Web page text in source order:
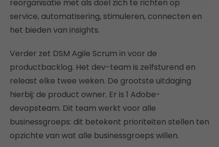
reorganisatie met als doel zich te richten op
service, automatisering, stimuleren, connecten en
het bieden van insights.
Verder zet DSM Agile Scrum in voor de
productbacklog. Het dev-team is zelfsturend en
releast elke twee weken. De grootste uitdaging
hierbij: de product owner. Er is 1 Adobe-
devopsteam. Dit team werkt voor alle
businessgroeps: dit betekent prioriteiten stellen ten
opzichte van wat alle businessgroeps willen.